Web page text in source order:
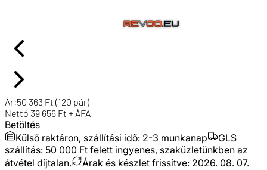
Ár:50 363 Ft (120 pár)
Nettó 39 656 Ft + ÁFA
Betöltés
Külső raktáron, szállítási idő: 2-3 munkanap
GLS
szállítás: 50 000 Ft felett ingyenes, szaküzletünkben az
átvétel díjtalan.
Árak és készlet frissítve: 2026. 08. 07.